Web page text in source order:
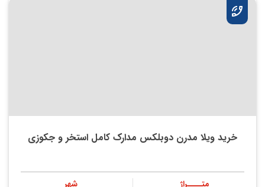
خرید ویلا مدرن دوبلکس مدارک کامل استخر و جکوزی
متــــراژ
شهر